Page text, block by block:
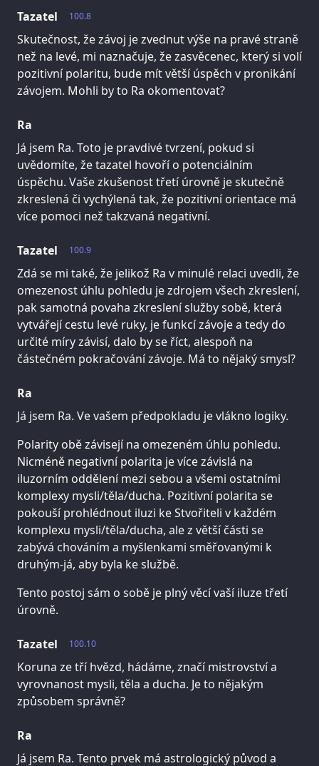
100.8
Tazatel
Skutečnost, že závoj je zvednut výše na pravé straně
než na levé, mi naznačuje, že zasvěcenec, který si volí
pozitivní polaritu, bude mít větší úspěch v pronikání
závojem. Mohli by to Ra okomentovat?
Ra
Já jsem Ra. Toto je pravdivé tvrzení, pokud si
uvědomíte, že tazatel hovoří o potenciálním
úspěchu. Vaše zkušenost třetí úrovně je skutečně
zkreslená či vychýlená tak, že pozitivní orientace má
více pomoci než takzvaná negativní.
100.9
Tazatel
Zdá se mi také, že jelikož Ra v minulé relaci uvedli, že
omezenost úhlu pohledu je zdrojem všech zkreslení,
pak samotná povaha zkreslení služby sobě, která
vytvářejí cestu levé ruky, je funkcí závoje a tedy do
určité míry závisí, dalo by se říct, alespoň na
částečném pokračování závoje. Má to nějaký smysl?
Ra
Já jsem Ra. Ve vašem předpokladu je vlákno logiky.
Polarity obě závisejí na omezeném úhlu pohledu.
Nicméně negativní polarita je více závislá na
iluzorním oddělení mezi sebou a všemi ostatními
komplexy mysli/těla/ducha. Pozitivní polarita se
pokouší prohlédnout iluzi ke Stvořiteli v každém
komplexu mysli/těla/ducha, ale z větší části se
zabývá chováním a myšlenkami směřovanými k
druhým-já, aby byla ke službě.
Tento postoj sám o sobě je plný věcí vaší iluze třetí
úrovně.
100.10
Tazatel
Koruna ze tří hvězd, hádáme, značí mistrovství a
vyrovnanost mysli, těla a ducha. Je to nějakým
způsobem správně?
Ra
Já jsem Ra. Tento prvek má astrologický původ a